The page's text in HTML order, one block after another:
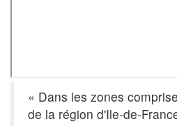
« Dans les zones
de la région d'Ile-de-